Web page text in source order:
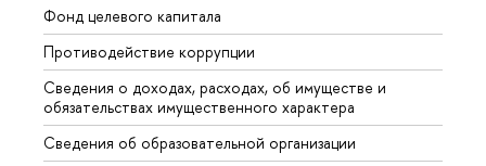
Фонд целевого капитала
Противодействие коррупции
Сведения о доходах, расходах, об имуществе и
обязательствах имущественного характера
Сведения об образовательной организации